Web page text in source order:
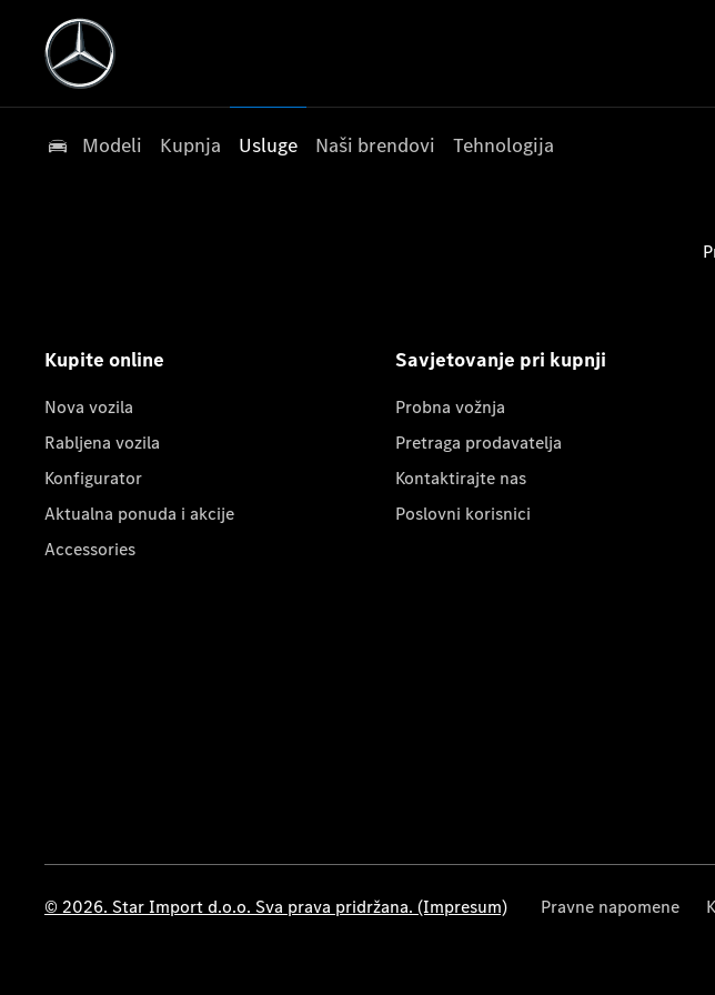
Modeli Kupnja Usluge Naši brendovi Tehnologija
Kupite online
Nova vozila
Rabljena vozila
Konfigurator
Aktualna ponuda i akcije
Accessories
Savjetovanje pri kupnji
Probna vožnja
Pretraga prodavatelja
Kontaktirajte nas
Poslovni korisnici
© 2026. Star Import d.o.o. Sva prava pridržana. (Impresum) Pravne napomene